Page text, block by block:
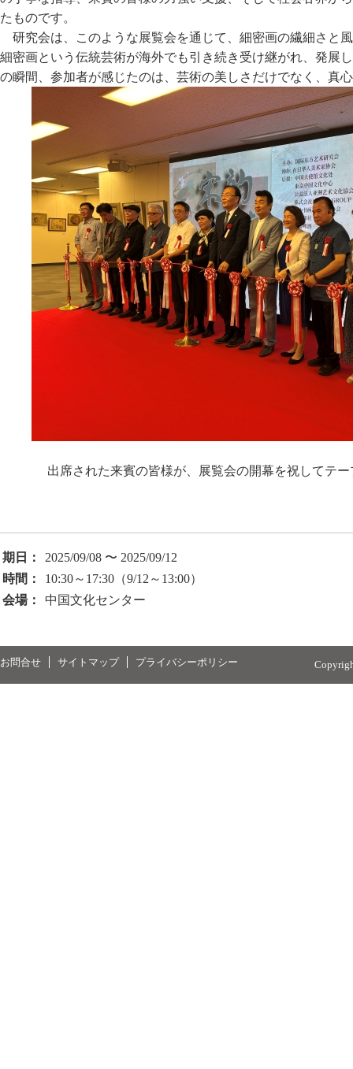
たものです。
研究会は、このような展覧会を通じて、細密画の繊細さと
細密画という伝統芸術が海外でも引き続き受け継がれ、発展
の瞬間、参加者が感じたのは、芸術の美しさだけでなく、真
出席された来賓の皆様が、展覧会の開幕を祝してテ
期日：
2025/09/08 〜 2025/09/12
時間：
10:30～17:30（9/12～13:00）
会場：
中国文化センター
お問合せ サイトマップ プライバシーポリシー